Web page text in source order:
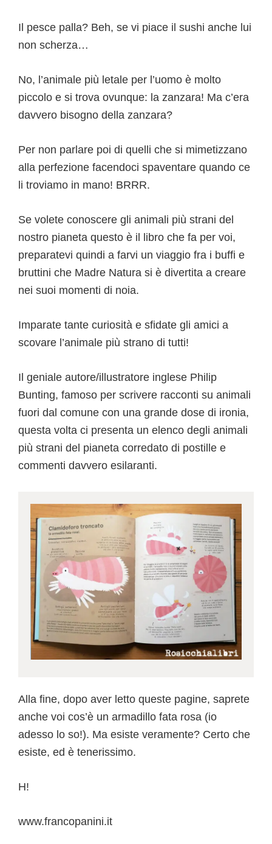
Il pesce palla? Beh, se vi piace il sushi anche lui
non scherza…
No, l’animale più letale per l’uomo è molto
piccolo e si trova ovunque: la zanzara! Ma c’era
davvero bisogno della zanzara?
Per non parlare poi di quelli che si mimetizzano
alla perfezione facendoci spaventare quando ce
li troviamo in mano! BRRR.
Se volete conoscere gli animali più strani del
nostro pianeta questo è il libro che fa per voi,
preparatevi quindi a farvi un viaggio fra i buffi e
bruttini che Madre Natura si è divertita a creare
nei suoi momenti di noia.
Imparate tante curiosità e sfidate gli amici a
scovare l’animale più strano di tutti!
Il geniale autore/illustratore inglese Philip
Bunting, famoso per scrivere racconti su animali
fuori dal comune con una grande dose di ironia,
questa volta ci presenta un elenco degli animali
più strani del pianeta corredato di postille e
commenti davvero esilaranti.
Alla fine, dopo aver letto queste pagine, saprete
anche voi cos’è un armadillo fata rosa (io
adesso lo so!). Ma esiste veramente? Certo che
esiste, ed è tenerissimo.
H!
www.francopanini.it